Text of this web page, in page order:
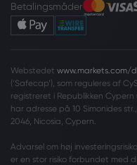
Betalingsmåder
Webstedet www.markets.com/
(‘Safecap’), som reguleres af
registreret i Republikken Cypern
har adresse på 10 Simonides str.,
2046, Nicosia, Cypern.
Advarsel om høj
er en stor risiko forbundet med